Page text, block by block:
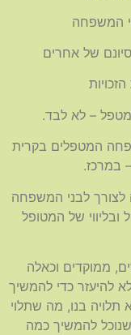
המשפחה
של אחרים
– לא לבד.
המטפלים בקרית
במרכז.
לבני המשפחה
של המטופל
בני 4-8 מפגשים, ממוקדים וכאלה
להיעזר כדי להמשיך
בנו, מה שתלוי
שנוכל להמשיך כמה